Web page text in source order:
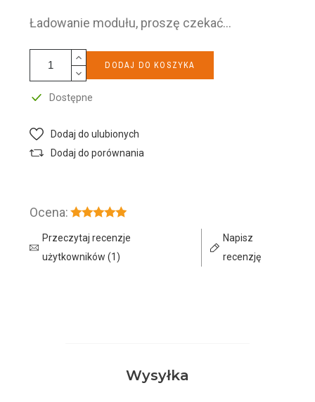
DODAJ DO KOSZYKA
Dostępne
Dodaj do ulubionych
Dodaj do porównania
Ocena:
Przeczytaj recenzje
użytkowników (1)
Napisz
recenzję
Wysyłka